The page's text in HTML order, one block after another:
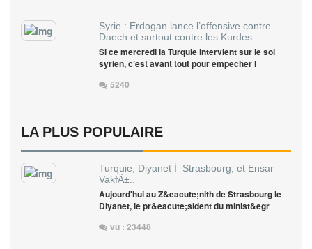
Syrie : Erdogan lance l’offensive contre
Daech et surtout contre les Kurdes...
Si ce mercredi la Turquie intervient sur le sol
syrien, c’est avant tout pour empêcher l
5240
LA PLUS POPULAIRE
Turquie, Diyanet Í Strasbourg, et Ensar
VakfÄ±..
Aujourd'hui au Z&eacute;nith de Strasbourg le
Diyanet, le pr&eacute;sident du minist&egr
vu : 23448